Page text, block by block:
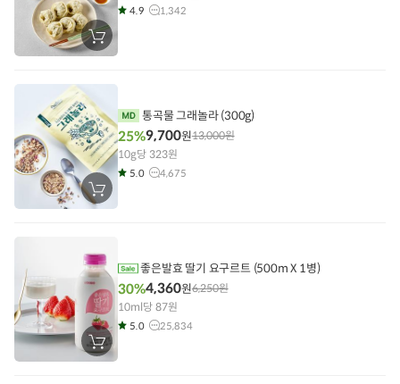
장
바
에
기
4.9 1,342
장
바
담
기
통곡물 그래놀라 (300g)
25%9,700원13,000원
10g당 323원
5.0 4,675
장
바
좋은발효 딸기 요구르트 (500m X 1병)
30%4,360원6,250원
10ml당 87원
5.0 25,834